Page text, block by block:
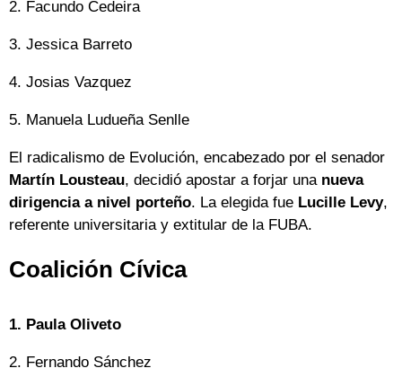
2. Facundo Cedeira
3. Jessica Barreto
4. Josias Vazquez
5. Manuela Ludueña Senlle
El radicalismo de Evolución, encabezado por el senador
Martín Lousteau, decidió apostar a forjar una nueva
dirigencia a nivel porteño. La elegida fue Lucille Levy,
referente universitaria y extitular de la FUBA.
Coalición Cívica
1. Paula Oliveto
2. Fernando Sánchez